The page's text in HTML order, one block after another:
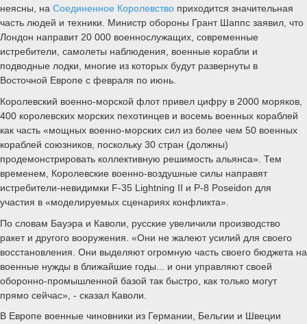
неясны, на Соединенное Королевство приходится значительная
часть людей и техники. Министр обороны Грант Шаппс заявил, что
Лондон направит 20 000 военнослужащих, современные
истребители, самолеты наблюдения, военные корабли и
подводные лодки, многие из которых будут развернуты в
Восточной Европе с февраля по июнь.
Королевский военно-морской флот привел цифру в 2000 моряков,
400 королевских морских пехотинцев и восемь военных кораблей
как часть «мощных военно-морских сил из более чем 50 военных
кораблей союзников, поскольку 30 стран (должны)
продемонстрировать коллективную решимость альянса». Тем
временем, Королевские военно-воздушные силы направят
истребители-невидимки F-35 Lightning II и P-8 Poseidon для
участия в «моделируемых сценариях конфликта».
По словам Бауэра и Каволи, русские увеличили производство
ракет и другого вооружения. «Они не жалеют усилий для своего
восстановления. Они выделяют огромную часть своего бюджета на
военные нужды в ближайшие годы... и они управляют своей
оборонно-промышленной базой так быстро, как только могут
прямо сейчас», - сказал Каволи.
В Европе военные чиновники из Германии, Бельгии и Швеции